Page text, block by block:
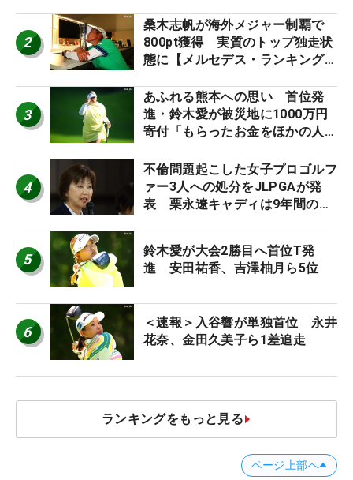
2
桑木志帆が海外メジャー制覇で
800pt獲得 実質のトップ独走状
態に【メルセデス・ランキング番
3
あふれる熊本への思い 首位発
進・鈴木愛が被災地に1000万円
寄付「もらったお金をほかの人
4
不倫問題起こした女子プロゴルフ
ァー3人への処分をJLPGAが発
表 栗永遼キャディは9年間の立
5
鈴木愛が大会2勝目へ首位T発
進 安田祐香、吉澤柚月ら5位
6
＜速報＞入谷響が単独首位 永井
花奈、金田久美子ら1差追走
ランキングをもっと見る
ページ上部へ